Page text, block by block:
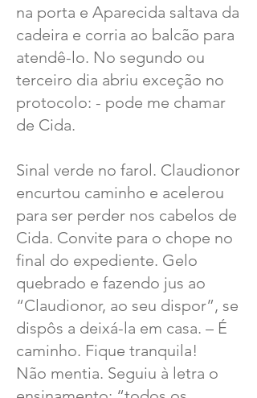
na porta e Aparecida saltava da
cadeira e corria ao balcão para
atendê-lo. No segundo ou
terceiro dia abriu exceção no
protocolo: - pode me chamar
de Cida.
Sinal verde no farol. Claudionor
encurtou caminho e acelerou
para ser perder nos cabelos de
Cida. Convite para o chope no
final do expediente. Gelo
quebrado e fazendo jus ao
“Claudionor, ao seu dispor”, se
dispôs a deixá-la em casa. – É
caminho. Fique tranquila!
Não mentia. Seguiu à letra o